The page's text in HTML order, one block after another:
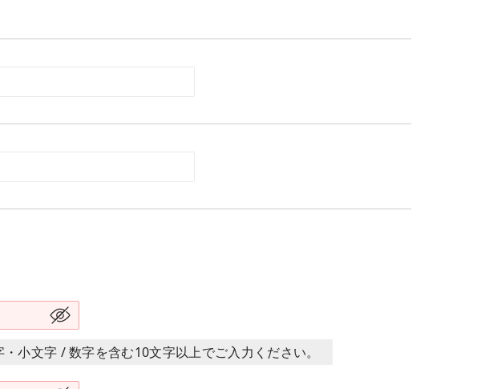
小文字 / 数字を含む10文字以上でご入力ください。